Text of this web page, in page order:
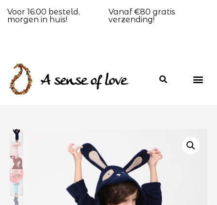
Voor 16:00 besteld,
morgen in huis!
Vanaf €80 gratis
verzending!